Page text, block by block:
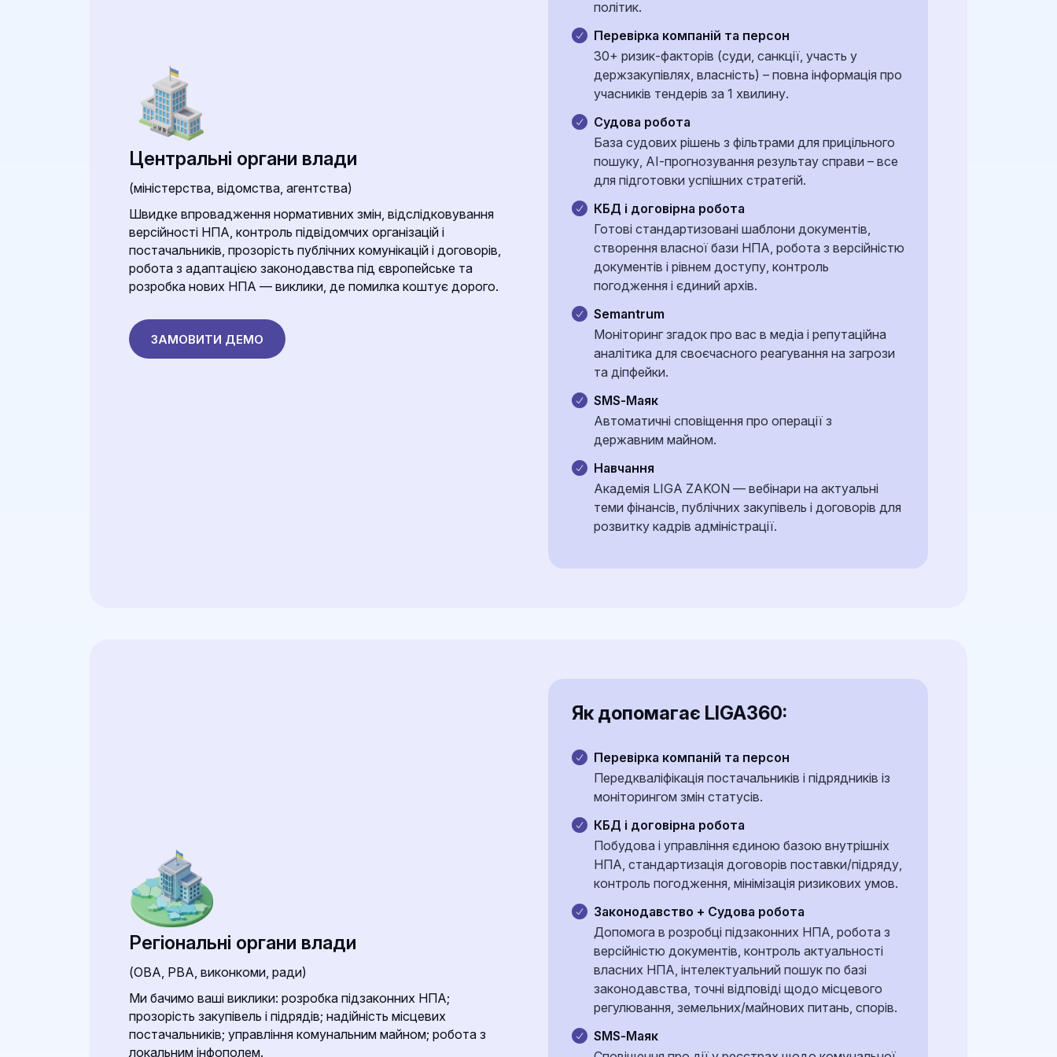
Прозорість і підзвітність
Суспільство очікує відкритості рішень та оперативного доступу до
публічної інформації. Це потребує сучасних інструментів моніторингу та
Ризики дезінформації
Зростає кількість неправдивих або маніпулятивних повідомлень, які
можуть впливати на репутацію органів влади та прийняті рішення.
Обмеженість часу та ресурсів
Службовцям потрібно працювати з великими масивами даних, але кадрові
та часові ресурси залишаються обмеженими.
Необхідність міжвідомчої взаємодії
Ефективна робота потребує швидкого обміну інформацією між різними
структурами, але це часто ускладнено різними стандартами та форматами
Центральні органи влади
(міністерства, відомства, агентства)
Швидке впровадження нормативних змін, відслідковування
версійності НПА, контроль підвідомчих організацій і
постачальників, прозорість публічних комунікацій і договорів,
робота з адаптацією законодавства під європейське та
розробка нових НПА — виклики, де помилка коштує дорого.
ЗАМОВИТИ ДЕМО
політик.
Перевірка компаній та персон
30+ ризик-факторів (суди, санкції, участь у
держзакупівлях, власність) – повна інформація про
учасників тендерів за 1 хвилину.
Судова робота
База судових рішень з фільтрами для прицільного
пошуку, АІ-прогнозування результау справи – все
для підготовки успішних стратегій.
КБД і договірна робота
Готові стандартизовані шаблони документів,
створення власної бази НПА, робота з версійністю
документів і рівнем доступу, контроль
погодження і єдиний архів.
Semantrum
Mоніторинг згадок про вас в медіа і репутаційна
аналітика для своєчасного реагування на загрози
та діпфейки.
SMS‑Маяк
Автоматичні сповіщення про операції з
державним майном.
Навчання
Академія LIGA ZAKON — вебінари на актуальні
теми фінансів, публічних закупівель і договорів для
розвитку кадрів адміністрації.
Регіональні органи влади
(ОВА, РВА, виконкоми, ради)
Ми бачимо ваші виклики: розробка підзаконних НПА;
прозорість закупівель і підрядів; надійність місцевих
постачальників; управління комунальним майном; робота з
локальним інфополем.
Як допомагає LIGA360:
Перевірка компаній та персон
Передкваліфікація постачальників і підрядників із
моніторингом змін статусів.
КБД і договірна робота
Побудова і управління єдиною базою внутрішніх
НПА, стандартизація договорів поставки/підряду,
контроль погодження, мінімізація ризикових умов.
Законодавство + Судова робота
Допомога в розробці підзаконних НПА, робота з
версійністю документів, контроль актуальності
власних НПА, інтелектуальний пошук по базі
законодавства, точні відповіді щодо місцевого
регулювання, земельних/майнових питань, спорів.
SMS‑Маяк